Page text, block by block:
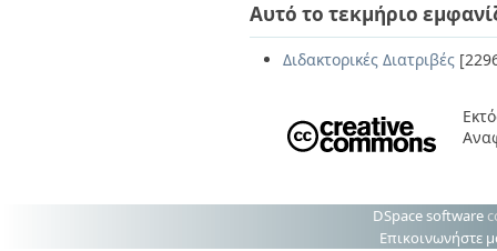
Αυτό το τεκμήριο
Διδακτορικές Διατριβές
DSpace software
Επικοινωνήστε